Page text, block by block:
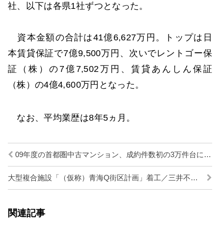
社、以下は各県1社ずつとなった。
資本金額の合計は41億6,627万円。トップは日
本賃貸保証で7億9,500万円、次いでレントゴー保
証（株）の7億7,502万円、賃貸あんしん保証
（株）の4億4,600万円となった。
なお、平均業歴は8年5ヵ月。
09年度の首都圏中古マンション、成約件数初の3万件台に／東日本レインズ
大型複合施設「（仮称）青海Q街区計画」着工／三井不動産ほか
関連記事